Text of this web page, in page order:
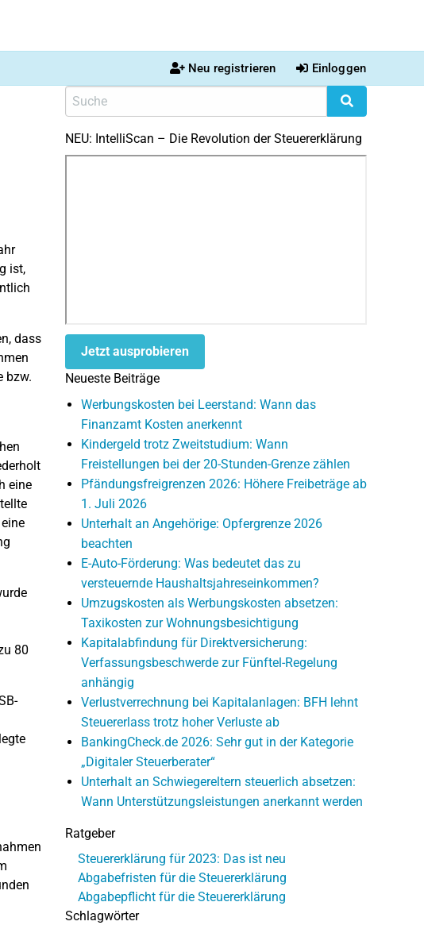
Neu registrieren Einloggen
ist,
dass
bzw.
eine
80
NEU: IntelliScan – Die Revolution der Steuererklärung
Jetzt ausprobieren
Neueste Beiträge
Werbungskosten bei Leerstand: Wann das
Finanzamt Kosten anerkennt
Kindergeld trotz Zweitstudium: Wann
Freistellungen bei der 20-Stunden-Grenze zählen
Pfändungsfreigrenzen 2026: Höhere Freibeträge ab
1. Juli 2026
Unterhalt an Angehörige: Opfergrenze 2026
beachten
E-Auto-Förderung: Was bedeutet das zu
versteuernde Haushaltsjahreseinkommen?
Umzugskosten als Werbungskosten absetzen:
Taxikosten zur Wohnungsbesichtigung
Kapitalabfindung für Direktversicherung:
Verfassungsbeschwerde zur Fünftel-Regelung
anhängig
Verlustverrechnung bei Kapitalanlagen: BFH lehnt
Steuererlass trotz hoher Verluste ab
BankingCheck.de 2026: Sehr gut in der Kategorie
„Digitaler Steuerberater“
Unterhalt an Schwiegereltern steuerlich absetzen:
Wann Unterstützungsleistungen anerkannt werden
Ratgeber
Steuererklärung für 2023: Das ist neu
Abgabefristen für die Steuererklärung
Abgabepflicht für die Steuererklärung
Schlagwörter